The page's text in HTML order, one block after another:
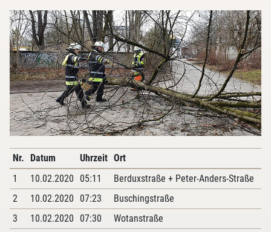
Nr. Datum Uhrzeit Ort
1
10.02.2020 05:11
Berduxstraße + Peter-Anders-Straße
2
10.02.2020 07:23
Buschingstraße
3
10.02.2020 07:30
Wotanstraße